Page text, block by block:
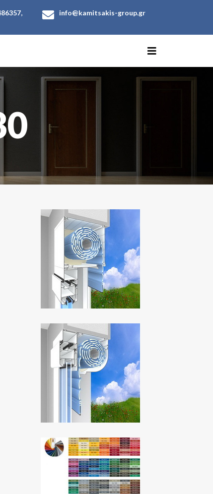
info@kamitsakis-group.gr